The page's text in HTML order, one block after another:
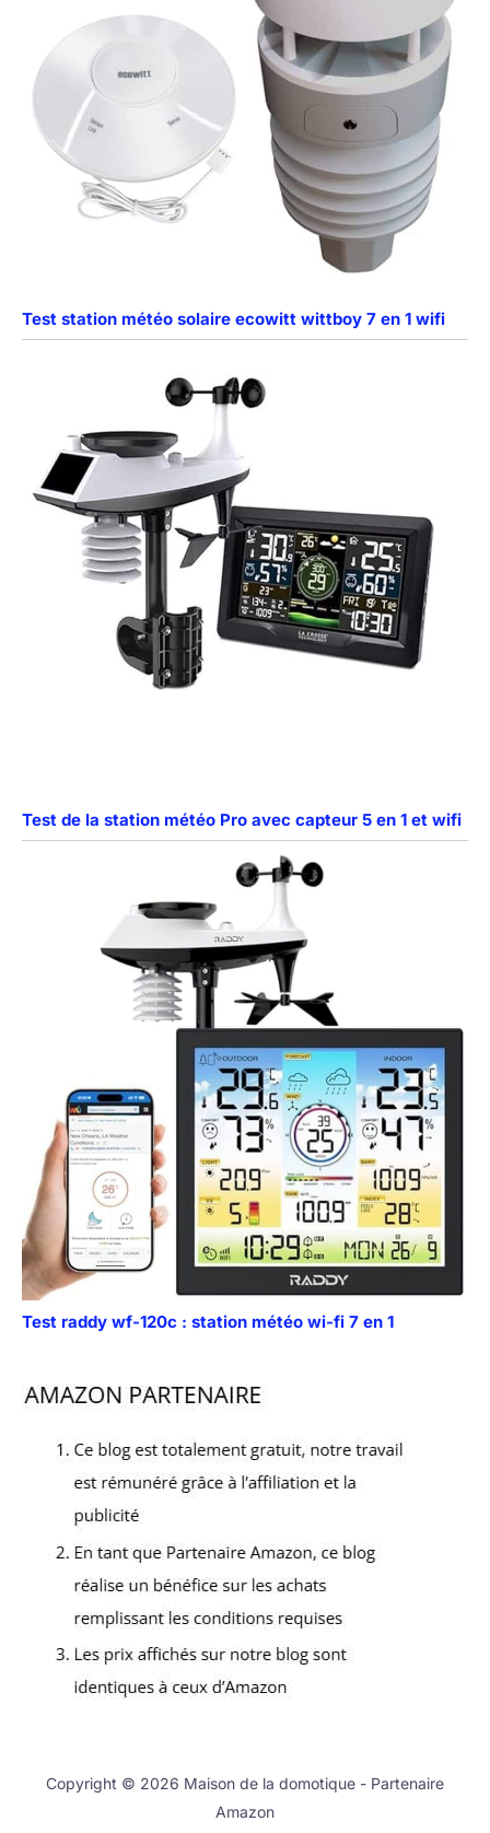
Test station météo solaire ecowitt wittboy 7 en 1 wifi
Test de la station météo Pro avec capteur 5 en 1 et wifi
Test raddy wf-120c : station météo wi-fi 7 en 1
Copyright © 2026 Maison de la domotique - Partenaire
Amazon